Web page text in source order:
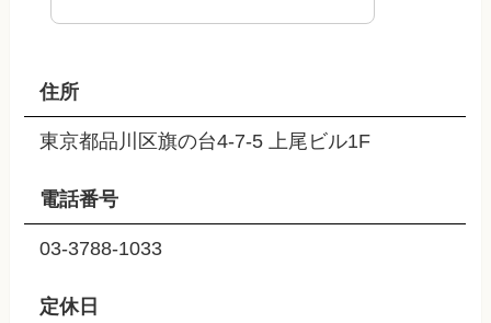
住所
東京都品川区旗の台4-7-5 上尾ビル1F
電話番号
03-3788-1033
定休日